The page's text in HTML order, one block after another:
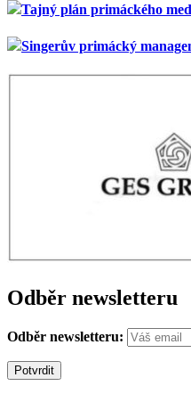
Tajný plán primáckého
Singerův primácký
Odběr newsletteru
Odběr newsletteru: